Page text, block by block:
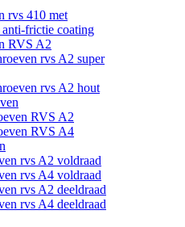
rvs 410 met
anti-frictie coating
RVS A2
rvs A2 super
rvs A2 hout
RVS A2
RVS A4
rvs A2 voldraad
rvs A4 voldraad
rvs A2 deeldraad
rvs A4 deeldraad